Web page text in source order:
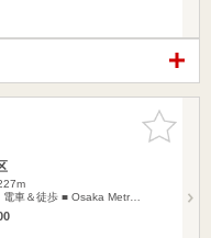
お気に入
りに追加
電車＆徒歩 ■ Osaka Metr…